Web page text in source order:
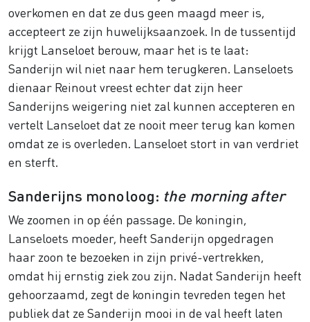
overkomen en dat ze dus geen maagd meer is,
accepteert ze zijn huwelijksaanzoek. In de tussentijd
krijgt Lanseloet berouw, maar het is te laat:
Sanderijn wil niet naar hem terugkeren. Lanseloets
dienaar Reinout vreest echter dat zijn heer
Sanderijns weigering niet zal kunnen accepteren en
vertelt Lanseloet dat ze nooit meer terug kan komen
omdat ze is overleden. Lanseloet stort in van verdriet
en sterft.
Sanderijns monoloog: the morning after
We zoomen in op één passage. De koningin,
Lanseloets moeder, heeft Sanderijn opgedragen
haar zoon te bezoeken in zijn privé-vertrekken,
omdat hij ernstig ziek zou zijn. Nadat Sanderijn heeft
gehoorzaamd, zegt de koningin tevreden tegen het
publiek dat ze Sanderijn mooi in de val heeft laten